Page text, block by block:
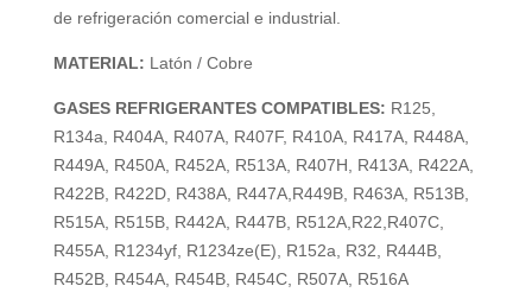
de refrigeración comercial e industrial.
MATERIAL: Latón / Cobre
GASES REFRIGERANTES COMPATIBLES: R125,
R134a, R404A, R407A, R407F, R410A, R417A, R448A,
R449A, R450A, R452A, R513A, R407H, R413A, R422A,
R422B, R422D, R438A, R447A,R449B, R463A, R513B,
R515A, R515B, R442A, R447B, R512A,R22,R407C,
R455A, R1234yf, R1234ze(E), R152a, R32, R444B,
R452B, R454A, R454B, R454C, R507A, R516A